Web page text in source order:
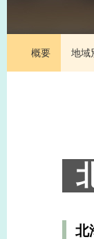
概要 地域
北